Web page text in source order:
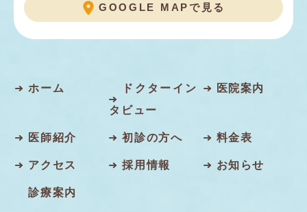
GOOGLE MAPで見る
ホーム
ドクターイン
タビュー
医院案内
医師紹介 初診の方へ 料金表
アクセス 採用情報 お知らせ
診療案内